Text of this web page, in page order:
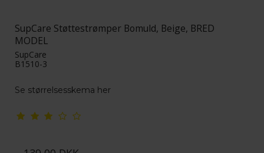
SupCare Støttestrømper Bomuld, Beige, BRED
MODEL
SupCare
B1510-3
Se størrelsesskema her